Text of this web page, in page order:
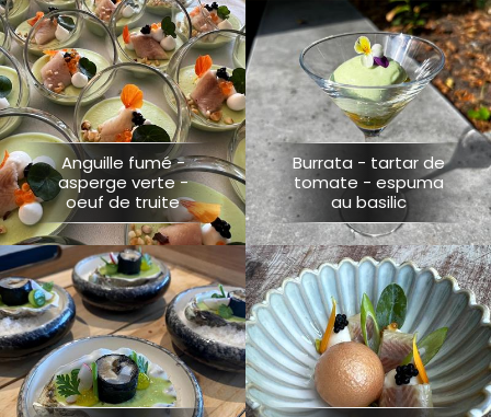
Anguille fumé -
asperge verte -
oeuf de truite
Burrata - tartar de
tomate - espuma
au basilic